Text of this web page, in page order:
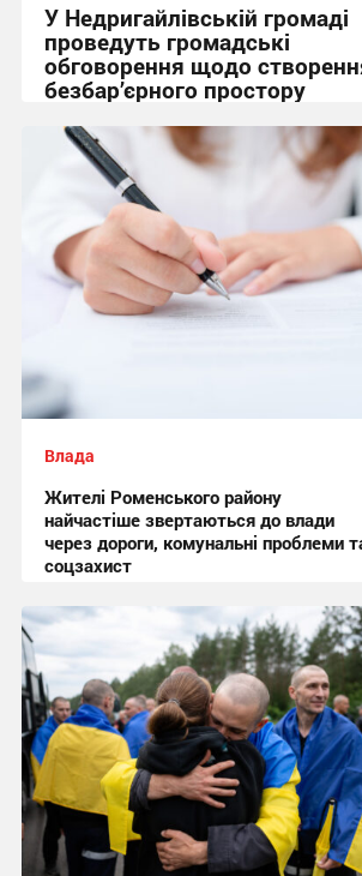
У Недригайлівській громаді
проведуть громадські
обговорення щодо
безбар’єрного простору
08:05 вчора
Влада
Жителі Роменського району
найчастіше звертаються до влади
через дороги, комунальні проблеми
соцзахист